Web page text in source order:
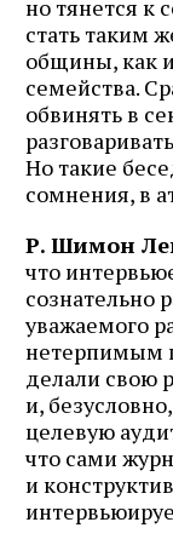
но тянется к
стать таким
общины, как
семейства.
обвинять в
Но такие
сомнения, в
Р. Шимон
что
сознательно
уважаемого
нетерпимым
делали свою
и,
целевую
что сами
и